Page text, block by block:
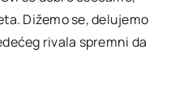
Dižemo se, delujemo
rivala spremni da